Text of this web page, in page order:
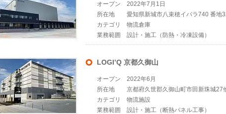
オープン
2022年7月1日
所在地
愛知県新城市八束穂イバラ740 番地
カテゴリ
物流倉庫
業務範囲
設計・施工（防熱・冷凍設備）
LOGI’Q 京都久御山
オープン
2022年6月
所在地
京都府久世郡久御山町市田新珠城27
カテゴリ
物流施設
業務範囲
設計・施工（断熱パネル工事）